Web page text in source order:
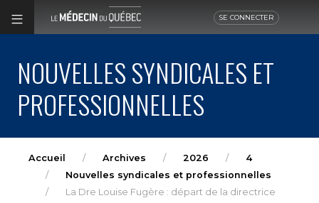
SE CONNECTER
NOUVELLES SYNDICALES ET
PROFESSIONNELLES
Accueil Archives 2026
4
Nouvelles syndicales et professionnelles
La Dre Louise Fugère : départ de la directrice